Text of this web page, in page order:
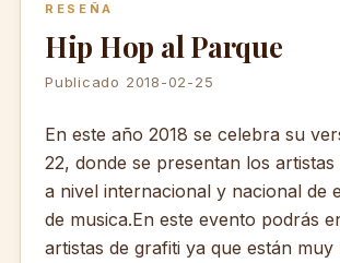
RESEÑA
Hip Hop al Parque
Publicado 2018-02-25
En este año 2018 se celebra su
22, donde se presentan los
a nivel internacional y nacional de
de musica.En este evento podrás
artistas de grafiti ya que están muy